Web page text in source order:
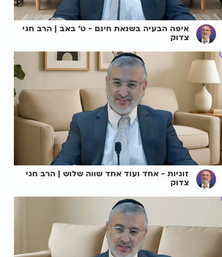
איפה הבעיה בשנאת חינם - ט' באב | הרב חגי
צדוק
זוגיות - אחד ועוד אחד שווה שלוש | הרב חגי
צדוק